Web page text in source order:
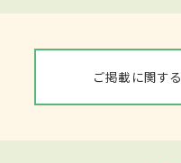
ご掲載に関す